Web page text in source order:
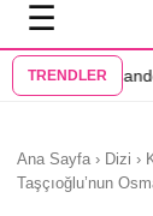
☰
TRENDLER
“Tutsak
Ana Sayfa › Dizi ›
Taşçıoğlu’nun